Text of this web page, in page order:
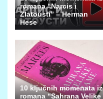
romana “Narcis i
Zlatousti” – Herman
Hese
10 ključnih momenata iz
romana “Sahrana Velike